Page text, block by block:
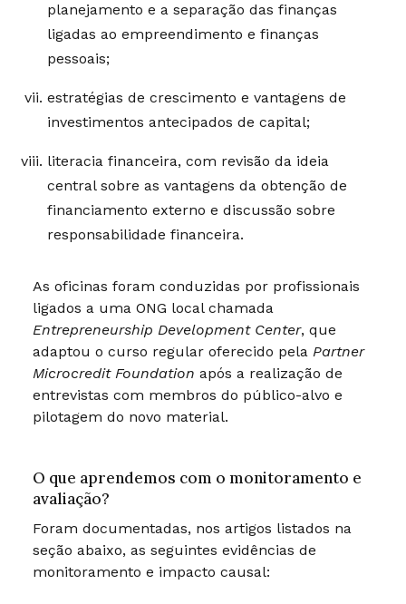
planejamento e a separação das finanças
ligadas ao empreendimento e finanças
pessoais;
estratégias de crescimento e vantagens de
investimentos antecipados de capital;
literacia financeira, com revisão da ideia
central sobre as vantagens da obtenção de
financiamento externo e discussão sobre
responsabilidade financeira.
As oficinas foram conduzidas por profissionais
ligados a uma ONG local chamada
Entrepreneurship Development Center, que
adaptou o curso regular oferecido pela Partner
Microcredit Foundation após a realização de
entrevistas com membros do público-alvo e
pilotagem do novo material.
O que aprendemos com o monitoramento e
avaliação?
Foram documentadas, nos artigos listados na
seção abaixo, as seguintes evidências de
monitoramento e impacto causal: